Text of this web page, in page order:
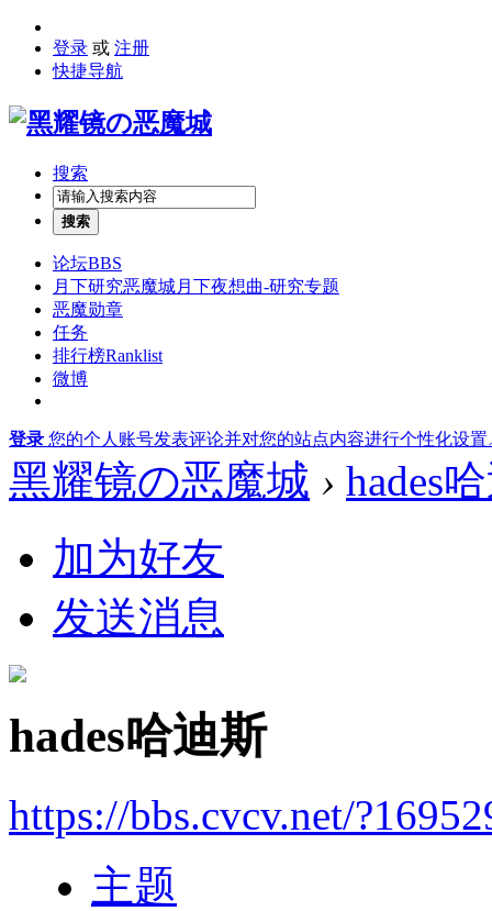
登录 或 注册
快捷导航
搜索
搜索
论坛BBS
月下研究恶魔城月下夜想曲-研究专题
恶魔勋章
任务
排行榜Ranklist
微博
登录 您的个人账号发表评论并对您的站点内容进行个性化设置
黑耀镜の恶魔城 › hades
加为好友
发送消息
hades哈迪斯
https://bbs.cvcv.net/
主题